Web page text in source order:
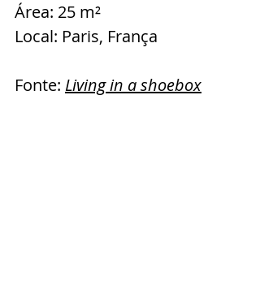
Área: 25 m²
Local: Paris, França
Fonte: Living in a shoebox